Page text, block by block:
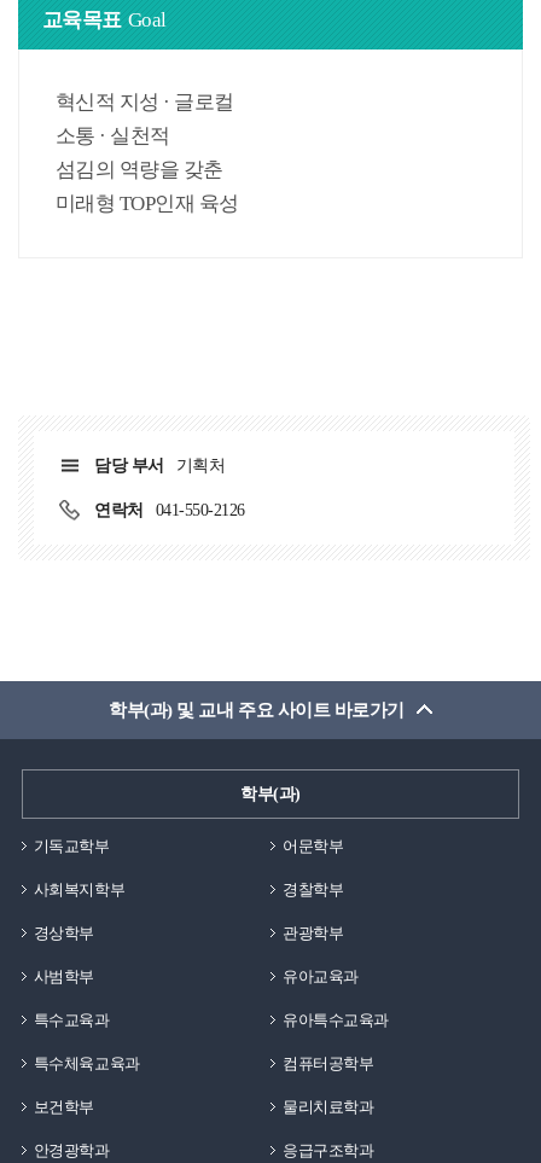
교육목표 Goal
혁신적 지성 · 글로컬
소통 · 실천적
섬김의 역량을 갖춘
미래형 TOP인재 육성
담당 부서 기획처
연락처 041-550-2126
학부(과) 및 교내 주요 사이트 바로가기
학부(과)
기독교학부 어문학부
사회복지학부 경찰학부
경상학부 관광학부
사범학부 유아교육과
특수교육과 유아특수교육과
특수체육교육과 컴퓨터공학부
보건학부 물리치료학과
안경광학과 응급구조학과